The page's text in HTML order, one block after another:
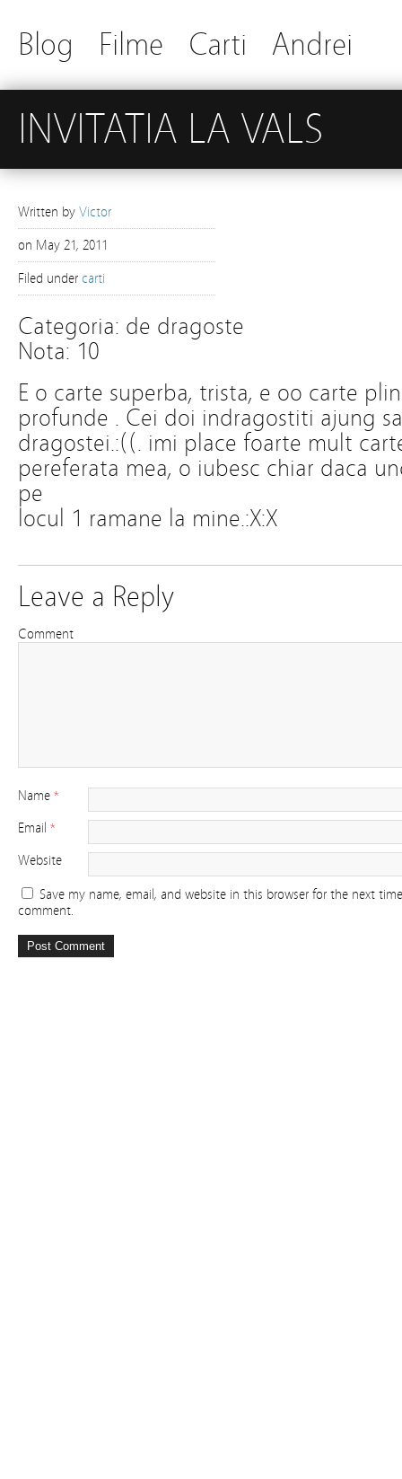
Blog Filme Carti Andrei
INVITATIA LA VALS
Written by Victor
on May 21, 2011
Filed under carti
Categoria: de dragoste
Nota: 10
E o carte superba, trista, e oo carte
profunde . Cei doi indragostiti ajung
dragostei.:((. imi place foarte mult
pereferata mea, o iubesc chiar daca
pe
locul 1 ramane la mine.:X:X
Leave a Reply
Comment
Name *
Email *
Website
Save my name, email, and website in this browser for the next
comment.